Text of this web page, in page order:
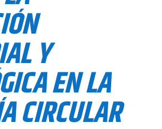
Y
EN LA
CIRCULAR